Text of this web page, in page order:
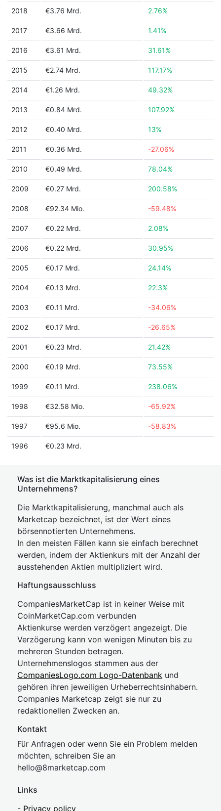
2018 €3.76 Mrd. 2.76%
2017 €3.66 Mrd. 1.41%
2016 €3.61 Mrd. 31.61%
2015 €2.74 Mrd. 117.17%
2014 €1.26 Mrd. 49.32%
2013 €0.84 Mrd. 107.92%
2012 €0.40 Mrd. 13%
2011 €0.36 Mrd. -27.06%
2010 €0.49 Mrd. 78.04%
2009 €0.27 Mrd. 200.58%
2008 €92.34 Mio. -59.48%
2007 €0.22 Mrd. 2.08%
2006 €0.22 Mrd. 30.95%
2005 €0.17 Mrd. 24.14%
2004 €0.13 Mrd. 22.3%
2003 €0.11 Mrd. -34.06%
2002 €0.17 Mrd. -26.65%
2001 €0.23 Mrd. 21.42%
2000 €0.19 Mrd. 73.55%
1999 €0.11 Mrd. 238.06%
1998 €32.58 Mio. -65.92%
1997 €95.6 Mio. -58.83%
1996 €0.23 Mrd.
Was ist die Marktkapitalisierung eines
Unternehmens?
Die Marktkapitalisierung, manchmal auch als
Marketcap bezeichnet, ist der Wert eines
börsennotierten Unternehmens.
In den meisten Fällen kann sie einfach berechnet
werden, indem der Aktienkurs mit der Anzahl der
ausstehenden Aktien multipliziert wird.
Haftungsausschluss
CompaniesMarketCap ist in keiner Weise mit
CoinMarketCap.com verbunden
Aktienkurse werden verzögert angezeigt. Die
Verzögerung kann von wenigen Minuten bis zu
mehreren Stunden betragen.
Unternehmenslogos stammen aus der
CompaniesLogo.com Logo-Datenbank und
gehören ihren jeweiligen Urheberrechtsinhabern.
Companies Marketcap zeigt sie nur zu
redaktionellen Zwecken an.
Kontakt
Für Anfragen oder wenn Sie ein Problem melden
möchten, schreiben Sie an
hello@8marketcap.com
Links
- Privacy policy